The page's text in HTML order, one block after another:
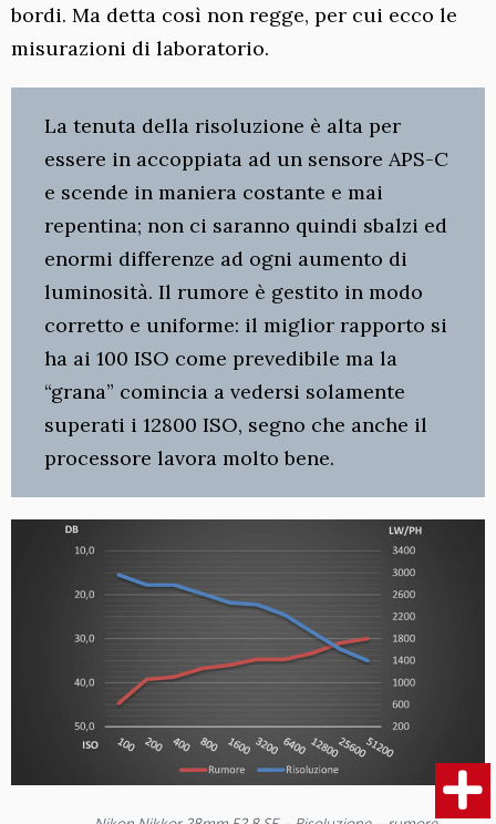
bordi. Ma detta così non regge, per cui ecco le
misurazioni di laboratorio.
La tenuta della risoluzione è alta per
essere in accoppiata ad un sensore APS-C
e scende in maniera costante e mai
repentina; non ci saranno quindi sbalzi ed
enormi differenze ad ogni aumento di
luminosità. Il rumore è gestito in modo
corretto e uniforme: il miglior rapporto si
ha ai 100 ISO come prevedibile ma la
“grana” comincia a vedersi solamente
superati i 12800 ISO, segno che anche il
processore lavora molto bene.